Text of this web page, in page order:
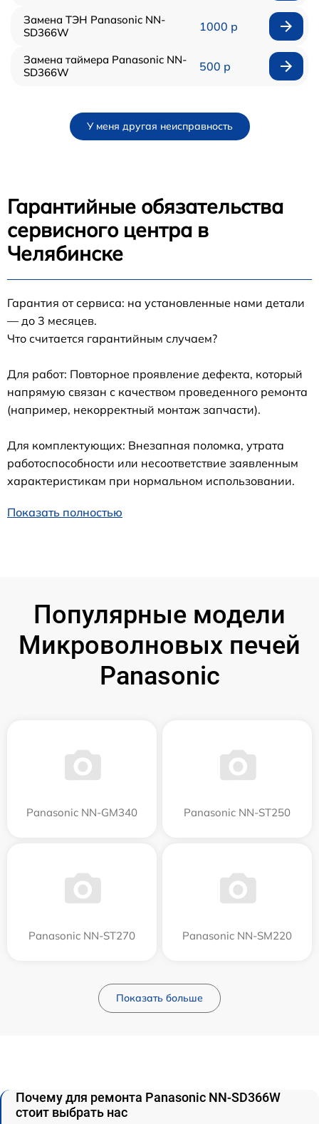
Замена ТЭН Panasonic NN-
SD366W
1000 р
Замена таймера Panasonic NN-
SD366W
500 р
У меня другая неисправность
Гарантийные обязательства
сервисного центра в
Челябинске
Гарантия от сервиса: на установленные нами детали
— до 3 месяцев.
Что считается гарантийным случаем?
Для работ: Повторное проявление дефекта, который
напрямую связан с качеством проведенного ремонта
(например, некорректный монтаж запчасти).
Для комплектующих: Внезапная поломка, утрата
работоспособности или несоответствие заявленным
характеристикам при нормальном использовании.
Показать полностью
Популярные модели
Микроволновых печей
Panasonic
Panasonic NN-GM340 Panasonic NN-ST250
Panasonic NN-ST270 Panasonic NN-SM220
Показать больше
Почему для ремонта Panasonic NN-SD366W
стоит выбрать нас